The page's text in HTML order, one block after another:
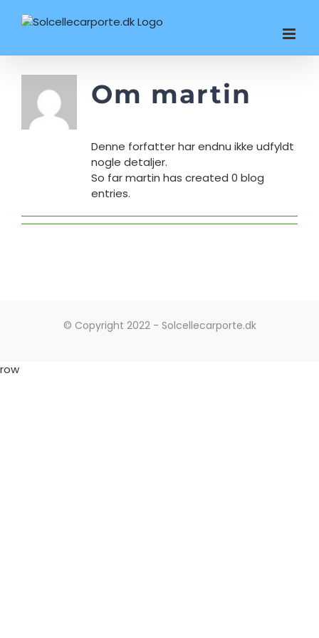
Om martin
Denne forfatter har endnu ikke udfyldt
nogle detaljer.
So far martin has created 0 blog
entries.
© Copyright 2022 - Solcellecarporte.dk
row